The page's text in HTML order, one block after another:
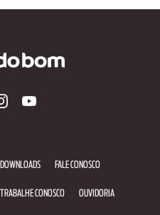
DOWNLOADS FALE CONOSCO
TRABALHE CONOSCO OUVIDORIA